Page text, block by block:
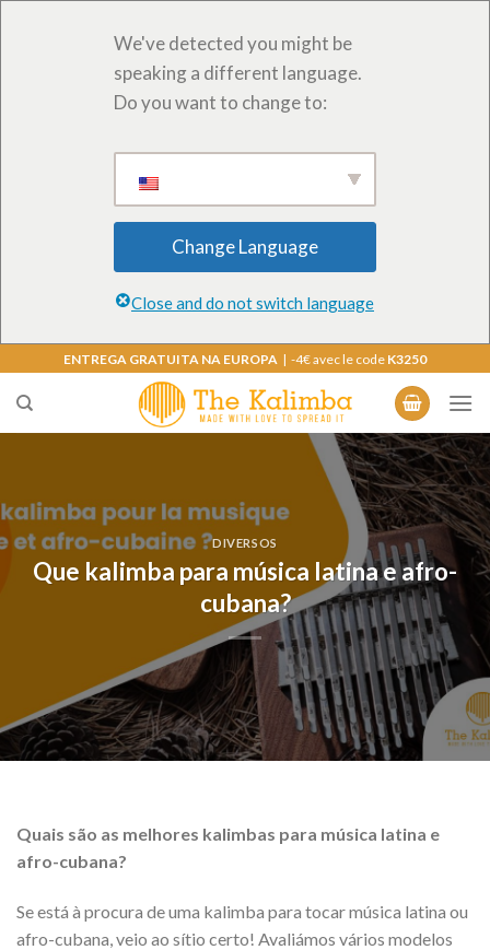
We've detected you might be
speaking a different language.
Do you want to change to:
Change Language
Close and do not switch language
conteúdo
ENTREGA GRATUITA NA EUROPA | -4€ avec le code K3250
DIVERSOS
Que kalimba para música latina e afro-
cubana?
Quais são as melhores kalimbas para música latina e
afro-cubana?
Se está à procura de uma kalimba para tocar música latina ou
afro-cubana, veio ao sítio certo! Avaliámos vários modelos